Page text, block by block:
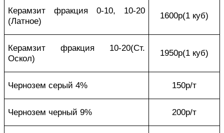
Керамзит фракция 0-10, 10-20
(Латное)
1600р(1 куб)
Керамзит фракция 10-20(Ст.
Оскол)
1950р(1 куб)
Чернозем серый 4% 150р/т
Чернозем черный 9% 200р/т